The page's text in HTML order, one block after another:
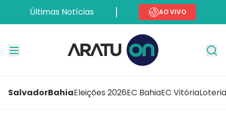
Últimas Notícias AO VIVO
SalvadorBahiaEleições 2026EC BahiaEC Vitória